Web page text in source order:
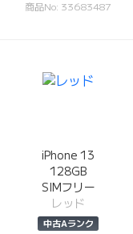
商品No: 33683487
iPhone 13
128GB
SIMフリー
レッド
中古Aランク